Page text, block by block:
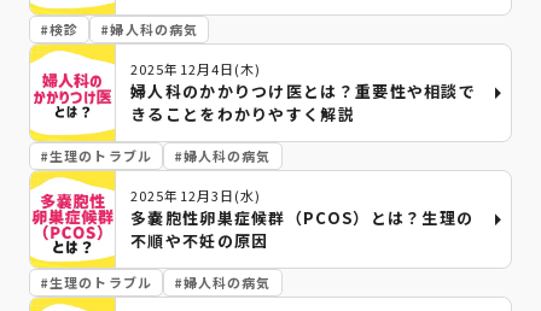
#検診 #婦人科の病気
2025年12月4日(木)
婦人科のかかりつけ医とは？重要性や相談で
きることをわかりやすく解説
#生理のトラブル #婦人科の病気
2025年12月3日(水)
多嚢胞性卵巣症候群（PCOS）とは？生理の
不順や不妊の原因
#生理のトラブル #婦人科の病気